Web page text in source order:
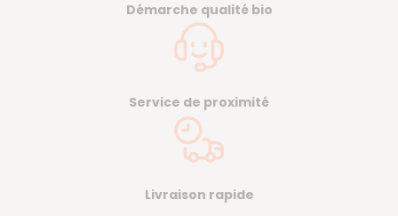
Démarche qualité bio
Service de proximité
Livraison rapide